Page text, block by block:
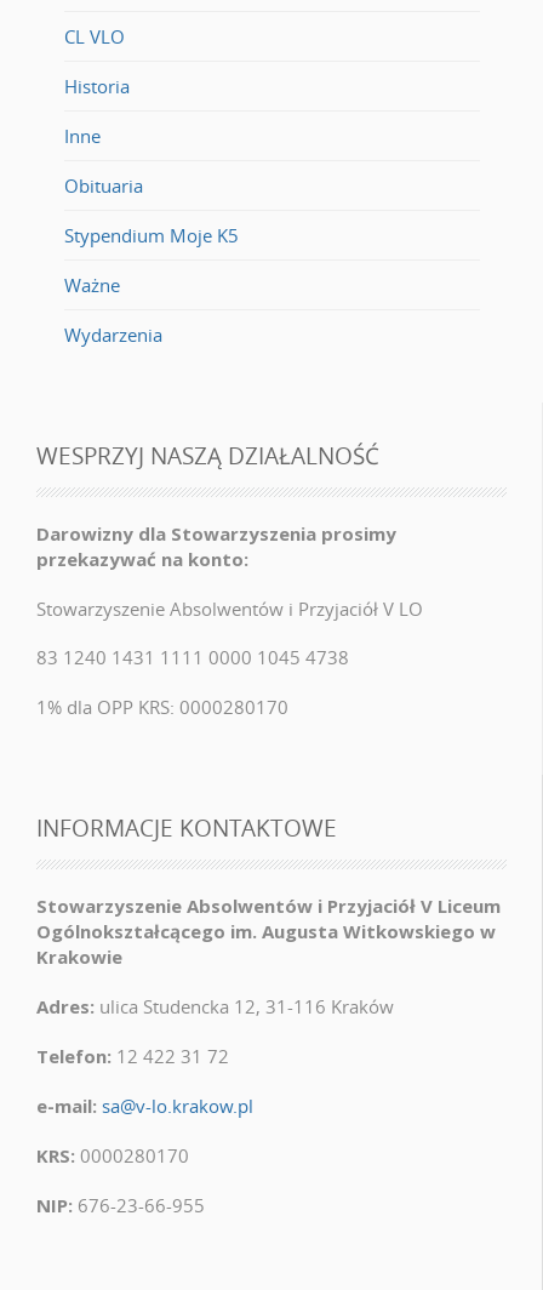
CL VLO
Historia
Inne
Obituaria
Stypendium Moje K5
Ważne
Wydarzenia
WESPRZYJ NASZĄ DZIAŁALNOŚĆ
Darowizny dla Stowarzyszenia prosimy
przekazywać na konto:
Stowarzyszenie Absolwentów i Przyjaciół V LO
83 1240 1431 1111 0000 1045 4738
1% dla OPP KRS: 0000280170
INFORMACJE KONTAKTOWE
Stowarzyszenie Absolwentów i Przyjaciół V Liceum
Ogólnokształcącego im. Augusta Witkowskiego w
Krakowie
Adres: ulica Studencka 12, 31-116 Kraków
Telefon: 12 422 31 72
e-mail: sa@v-lo.krakow.pl
KRS: 0000280170
NIP: 676-23-66-955